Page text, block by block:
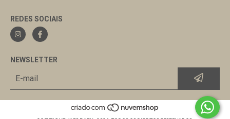
REDES SOCIAIS
NEWSLETTER